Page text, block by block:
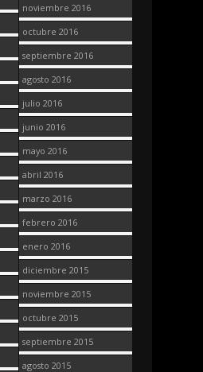
noviembre 2016
octubre 2016
septiembre 2016
agosto 2016
julio 2016
junio 2016
mayo 2016
abril 2016
marzo 2016
febrero 2016
enero 2016
diciembre 2015
noviembre 2015
octubre 2015
septiembre 2015
agosto 2015